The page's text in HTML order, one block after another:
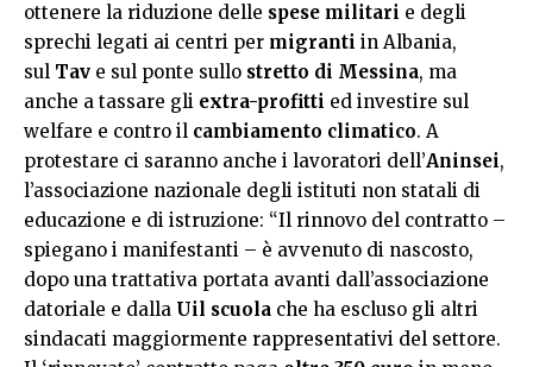
ottenere la riduzione delle spese militari e degli
sprechi legati ai centri per migranti in Albania,
sul Tav e sul ponte sullo stretto di Messina, ma
anche a tassare gli extra-profitti ed investire sul
welfare e contro il cambiamento climatico. A
protestare ci saranno anche i lavoratori dell’Aninsei,
l’associazione nazionale degli istituti non statali di
educazione e di istruzione: “Il rinnovo del contratto –
spiegano i manifestanti – è avvenuto di nascosto,
dopo una trattativa portata avanti dall’associazione
datoriale e dalla Uil scuola che ha escluso gli altri
sindacati maggiormente rappresentativi del settore.